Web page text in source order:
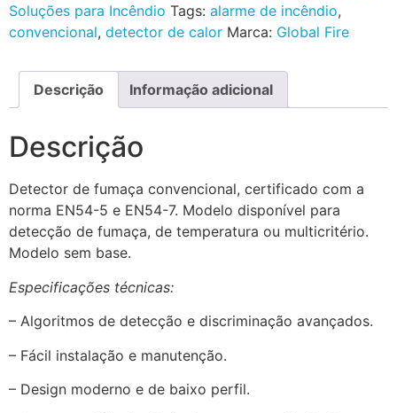
Soluções para Incêndio Tags: alarme de incêndio,
convencional, detector de calor Marca: Global Fire
Descrição Informação adicional
Descrição
Detector de fumaça convencional, certificado com a
norma EN54-5 e EN54-7. Modelo disponível para
detecção de fumaça, de temperatura ou multicritério.
Modelo sem base.
Especificações técnicas:
– Algoritmos de detecção e discriminação avançados.
– Fácil instalação e manutenção.
– Design moderno e de baixo perfil.